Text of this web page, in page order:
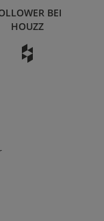
BEI
HOUZZ